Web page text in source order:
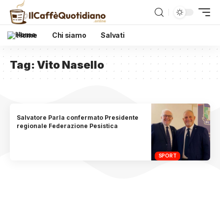
Home Chi siamo Salvati
Tag:Vito Nasello
SPORT
Salvatore Parla confermato Presidente
regionale Federazione Pesistica